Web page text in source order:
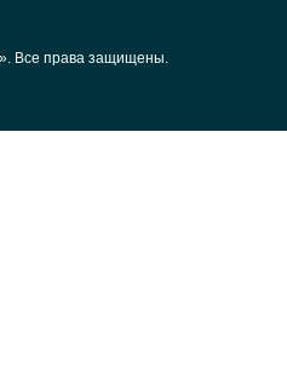
Все права защищены.